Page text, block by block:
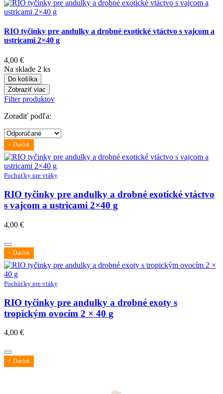
RIO tyčinky pre andulky a drobné exotické vtáctvo s vajcom a
ustricami 2×40 g
4,00 €
Na sklade 2 ks
Do košíka
Zobraziť viac
Filter produktov
Zoradiť podľa:
+ Darček
Pochúťky pre vtáky
RIO tyčinky pre andulky a drobné exotické vtáctvo
s vajcom a ustricami 2×40 g
4,00 €
+ Darček
Pochúťky pre vtáky
RIO tyčinky pre andulky a drobné exoty s
tropickým ovocím 2 × 40 g
4,00 €
+ Darček